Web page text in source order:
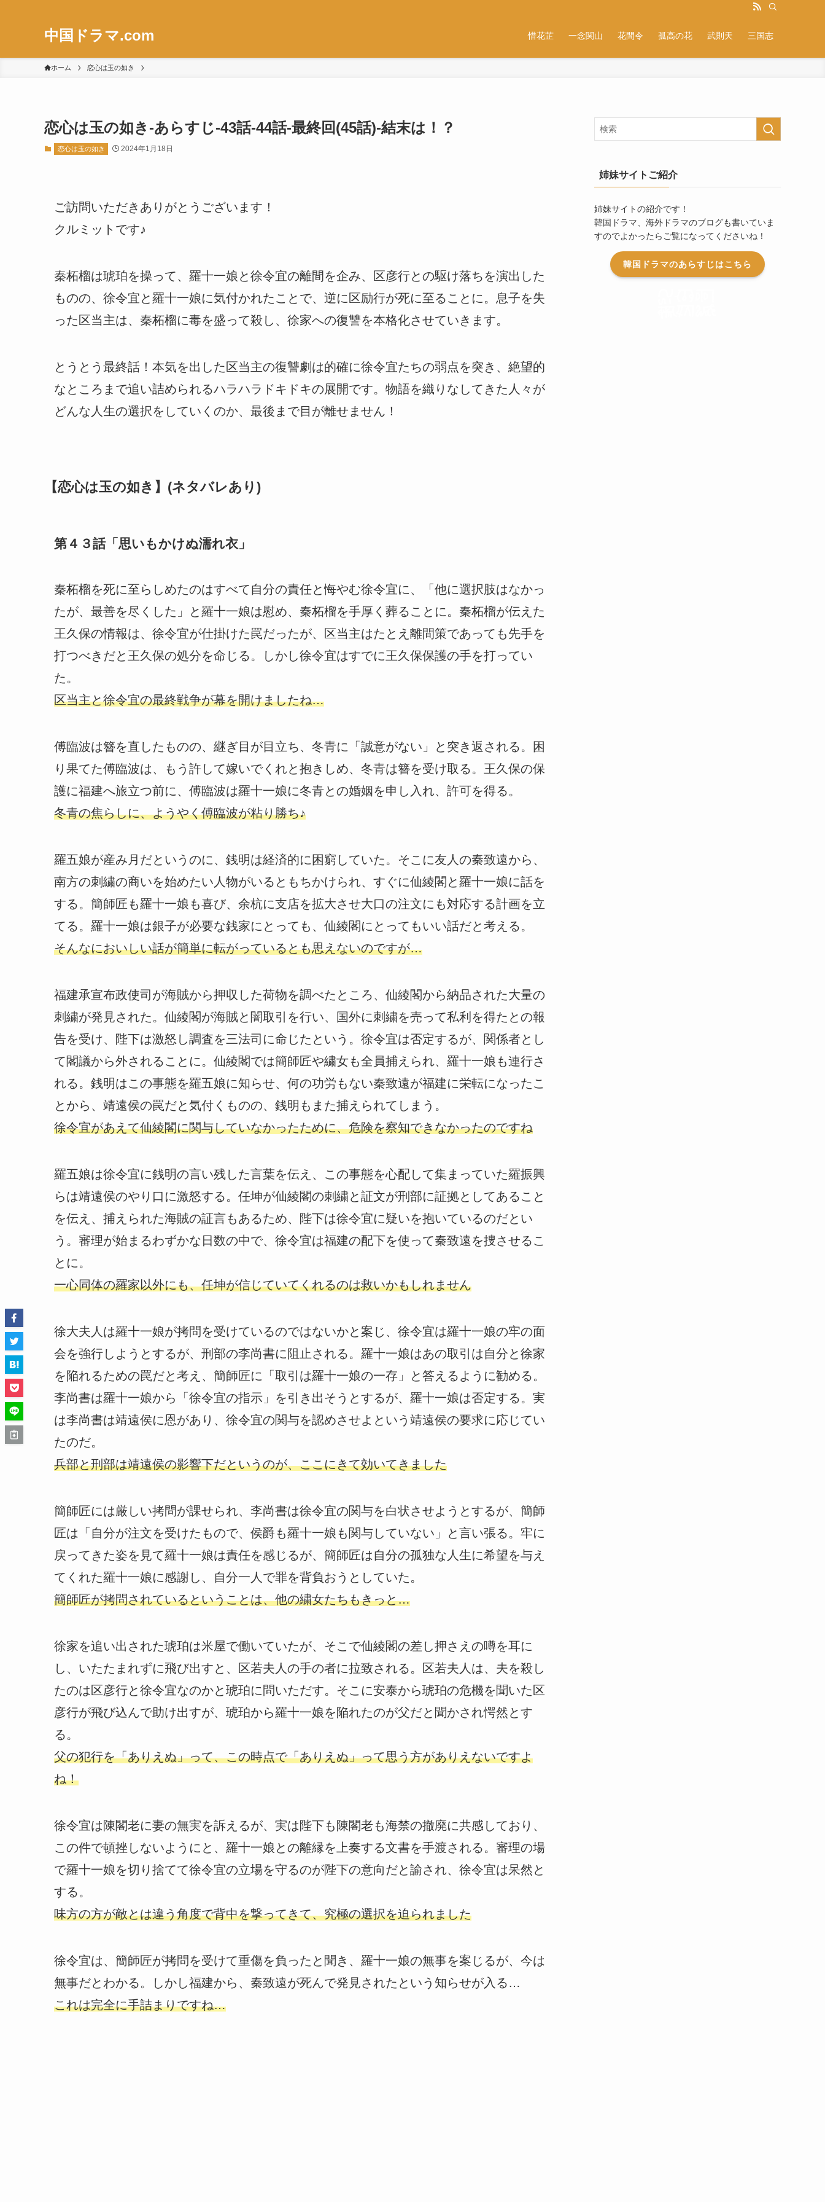
中国ドラマ.com 惜花芷 一念関山 花間令 孤高の花 武則天 三国志
ホーム 恋心は玉の如き
恋心は玉の如き-あらすじ-43話-44話-最終回(45話)-結末は！？
恋心は玉の如き 2024年1月18日
ご訪問いただきありがとうございます！
クルミットです♪
秦柘榴は琥珀を操って、羅十一娘と徐令宜の離間を企み、区彦行との駆け落ちを演出した
ものの、徐令宜と羅十一娘に気付かれたことで、逆に区励行が死に至ることに。息子を失
った区当主は、秦柘榴に毒を盛って殺し、徐家への復讐を本格化させていきます。
とうとう最終話！本気を出した区当主の復讐劇は的確に徐令宜たちの弱点を突き、絶望的
なところまで追い詰められるハラハラドキドキの展開です。物語を織りなしてきた人々が
どんな人生の選択をしていくのか、最後まで目が離せません！
【恋心は玉の如き】(ネタバレあり)
第４３話「思いもかけぬ濡れ衣」
秦柘榴を死に至らしめたのはすべて自分の責任と悔やむ徐令宜に、「他に選択肢はなかっ
たが、最善を尽くした」と羅十一娘は慰め、秦柘榴を手厚く葬ることに。秦柘榴が伝えた
王久保の情報は、徐令宜が仕掛けた罠だったが、区当主はたとえ離間策であっても先手を
打つべきだと王久保の処分を命じる。しかし徐令宜はすでに王久保保護の手を打ってい
た。
区当主と徐令宜の最終戦争が幕を開けましたね…
傅臨波は簪を直したものの、継ぎ目が目立ち、冬青に「誠意がない」と突き返される。困
り果てた傅臨波は、もう許して嫁いでくれと抱きしめ、冬青は簪を受け取る。王久保の保
護に福建へ旅立つ前に、傅臨波は羅十一娘に冬青との婚姻を申し入れ、許可を得る。
冬青の焦らしに、ようやく傅臨波が粘り勝ち♪
羅五娘が産み月だというのに、銭明は経済的に困窮していた。そこに友人の秦致遠から、
南方の刺繍の商いを始めたい人物がいるともちかけられ、すぐに仙綾閣と羅十一娘に話を
する。簡師匠も羅十一娘も喜び、余杭に支店を拡大させ大口の注文にも対応する計画を立
てる。羅十一娘は銀子が必要な銭家にとっても、仙綾閣にとってもいい話だと考える。
そんなにおいしい話が簡単に転がっているとも思えないのですが…
福建承宣布政使司が海賊から押収した荷物を調べたところ、仙綾閣から納品された大量の
刺繍が発見された。仙綾閣が海賊と闇取引を行い、国外に刺繍を売って私利を得たとの報
告を受け、陛下は激怒し調査を三法司に命じたという。徐令宜は否定するが、関係者とし
て閣議から外されることに。仙綾閣では簡師匠や繍女も全員捕えられ、羅十一娘も連行さ
れる。銭明はこの事態を羅五娘に知らせ、何の功労もない秦致遠が福建に栄転になったこ
とから、靖遠侯の罠だと気付くものの、銭明もまた捕えられてしまう。
徐令宜があえて仙綾閣に関与していなかったために、危険を察知できなかったのですね
羅五娘は徐令宜に銭明の言い残した言葉を伝え、この事態を心配して集まっていた羅振興
らは靖遠侯のやり口に激怒する。任坤が仙綾閣の刺繍と証文が刑部に証拠としてあること
を伝え、捕えられた海賊の証言もあるため、陛下は徐令宜に疑いを抱いているのだとい
う。審理が始まるわずかな日数の中で、徐令宜は福建の配下を使って秦致遠を捜させるこ
とに。
一心同体の羅家以外にも、任坤が信じていてくれるのは救いかもしれません
徐大夫人は羅十一娘が拷問を受けているのではないかと案じ、徐令宜は羅十一娘の牢の面
会を強行しようとするが、刑部の李尚書に阻止される。羅十一娘はあの取引は自分と徐家
を陥れるための罠だと考え、簡師匠に「取引は羅十一娘の一存」と答えるように勧める。
李尚書は羅十一娘から「徐令宜の指示」を引き出そうとするが、羅十一娘は否定する。実
は李尚書は靖遠侯に恩があり、徐令宜の関与を認めさせよという靖遠侯の要求に応じてい
たのだ。
兵部と刑部は靖遠侯の影響下だというのが、ここにきて効いてきました
簡師匠には厳しい拷問が課せられ、李尚書は徐令宜の関与を白状させようとするが、簡師
匠は「自分が注文を受けたもので、侯爵も羅十一娘も関与していない」と言い張る。牢に
戻ってきた姿を見て羅十一娘は責任を感じるが、簡師匠は自分の孤独な人生に希望を与え
てくれた羅十一娘に感謝し、自分一人で罪を背負おうとしていた。
簡師匠が拷問されているということは、他の繍女たちもきっと…
徐家を追い出された琥珀は米屋で働いていたが、そこで仙綾閣の差し押さえの噂を耳に
し、いたたまれずに飛び出すと、区若夫人の手の者に拉致される。区若夫人は、夫を殺し
たのは区彦行と徐令宜なのかと琥珀に問いただす。そこに安泰から琥珀の危機を聞いた区
彦行が飛び込んで助け出すが、琥珀から羅十一娘を陥れたのが父だと聞かされ愕然とす
る。
父の犯行を「ありえぬ」って、この時点で「ありえぬ」って思う方がありえないですよ
ね！
徐令宜は陳閣老に妻の無実を訴えるが、実は陛下も陳閣老も海禁の撤廃に共感しており、
この件で頓挫しないようにと、羅十一娘との離縁を上奏する文書を手渡される。審理の場
で羅十一娘を切り捨てて徐令宜の立場を守るのが陛下の意向だと諭され、徐令宜は呆然と
する。
味方の方が敵とは違う角度で背中を撃ってきて、究極の選択を迫られました
徐令宜は、簡師匠が拷問を受けて重傷を負ったと聞き、羅十一娘の無事を案じるが、今は
無事だとわかる。しかし福建から、秦致遠が死んで発見されたという知らせが入る…
これは完全に手詰まりですね…
姉妹サイトご紹介
姉妹サイトの紹介です！
韓国ドラマ、海外ドラマのブログも書いていま
すのでよかったらご覧になってくださいね！
韓国ドラマのあらすじはこちら